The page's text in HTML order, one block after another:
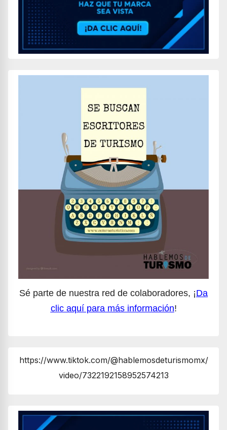
Sé parte de nuestra red de colaboradores, ¡Da
clic aquí para más información!
https://www.tiktok.com/@hablemosdeturismomx/
video/7322192158952574213